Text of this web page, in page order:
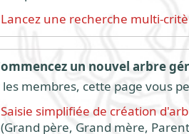
Lancez une recherche multi-
un nouvel arbre
les membres, cette page vous
Saisie simplifiée de création
(Grand père, Grand mère,